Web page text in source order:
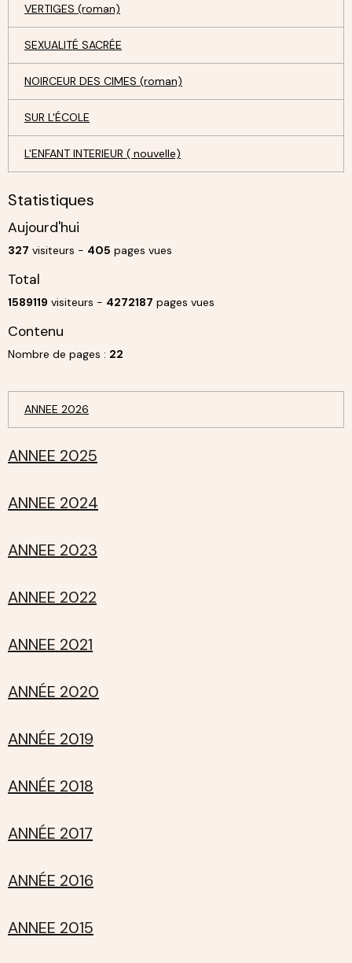
VERTIGES (roman)
SEXUALITÉ SACRÉE
NOIRCEUR DES CIMES (roman)
SUR L'ÉCOLE
L'ENFANT INTERIEUR ( nouvelle)
Statistiques
Aujourd'hui
327 visiteurs - 405 pages vues
Total
1589119 visiteurs - 4272187 pages vues
Contenu
Nombre de pages : 22
ANNEE 2026
ANNEE 2025
ANNEE 2024
ANNEE 2023
ANNEE 2022
ANNEE 2021
ANNÉE 2020
ANNÉE 2019
ANNÉE 2018
ANNÉE 2017
ANNÉE 2016
ANNEE 2015